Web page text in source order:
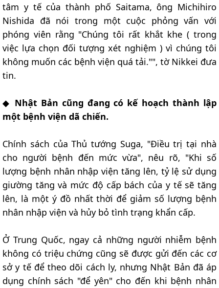
tâm y tế của thành phố Saitama, ông Michihiro
Nishida đã nói trong một cuộc phỏng vấn với
phóng viên rằng "Chúng tôi rất khắt khe ( trong
việc lựa chọn đối tượng xét nghiệm ) vì chúng tôi
không muốn các bệnh viện quá tải."", tờ Nikkei đưa
tin.
◆ Nhật Bản cũng đang có kế hoạch thành lập
một bệnh viện dã chiến.
Chính sách của Thủ tướng Suga, "Điều trị tại nhà
cho người bệnh đến mức vừa", nêu rõ, "Khi số
lượng bệnh nhân nhập viện tăng lên, tỷ lệ sử dụng
giường tăng và mức độ cấp bách của y tế sẽ tăng
lên, là một ý đồ nhất thời để giảm số lượng bệnh
nhân nhập viện và hủy bỏ tình trạng khẩn cấp.
Ở Trung Quốc, ngay cả những người nhiễm bệnh
không có triệu chứng cũng sẽ được gửi đến các cơ
sở y tế để theo dõi cách ly, nhưng Nhật Bản đã áp
dụng chính sách "để yên" cho đến khi bệnh nhân